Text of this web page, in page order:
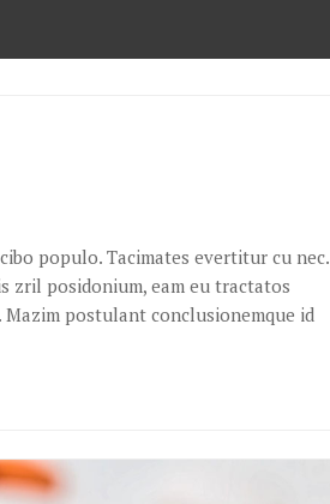
populo. Tacimates evertitur cu nec.
zril posidonium, eam eu tractatos
postulant conclusionemque id